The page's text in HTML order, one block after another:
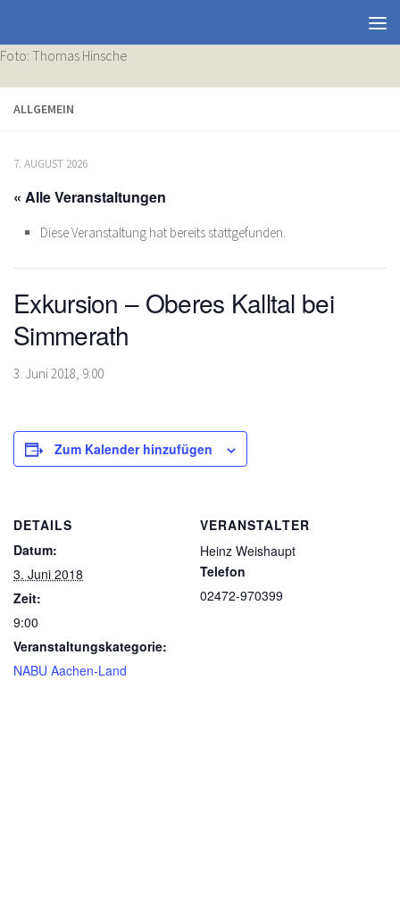
Foto: Thomas Hinsche
ALLGEMEIN
7. AUGUST 2026
« Alle Veranstaltungen
Diese Veranstaltung hat bereits stattgefunden.
Exkursion – Oberes Kalltal bei
Simmerath
3. Juni 2018, 9:00
Zum Kalender hinzufügen
DETAILS
Datum:
3. Juni 2018
Zeit:
9:00
Veranstaltungskategorie:
NABU Aachen-Land
VERANSTALTER
Heinz Weishaupt
Telefon
02472-970399